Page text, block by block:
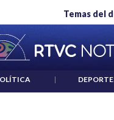
Temas del
DE BETO CORAL
|